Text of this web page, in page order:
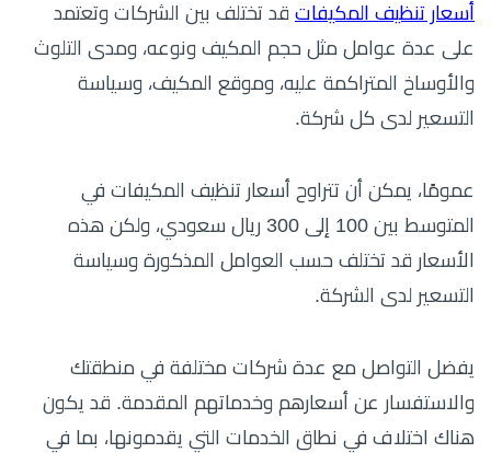
أسعار تنظيف المكيفات قد تختلف بين الشركات وتعتمد
على عدة عوامل مثل حجم المكيف ونوعه، ومدى التلوث
والأوساخ المتراكمة عليه، وموقع المكيف، وسياسة
التسعير لدى كل شركة.
عمومًا، يمكن أن تتراوح أسعار تنظيف المكيفات في
المتوسط بين 100 إلى 300 ريال سعودي، ولكن هذه
الأسعار قد تختلف حسب العوامل المذكورة وسياسة
التسعير لدى الشركة.
يفضل التواصل مع عدة شركات مختلفة في منطقتك
والاستفسار عن أسعارهم وخدماتهم المقدمة. قد يكون
هناك اختلاف في نطاق الخدمات التي يقدمونها، بما في